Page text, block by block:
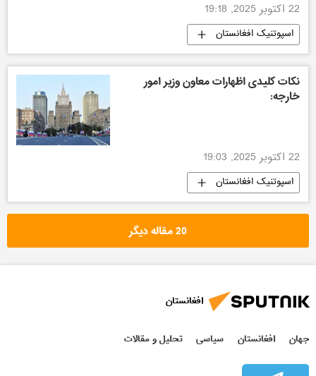
22 اکتوبر 2025, 19:18
اسپوتنیک افغانستان
نکات کلیدی اظهارات معاون وزیر امور
خارجه:
22 اکتوبر 2025, 19:03
اسپوتنیک افغانستان
20 مقاله دیگر
افغانستان
جهان افغانستان سیاسی تحلیل و مقالات